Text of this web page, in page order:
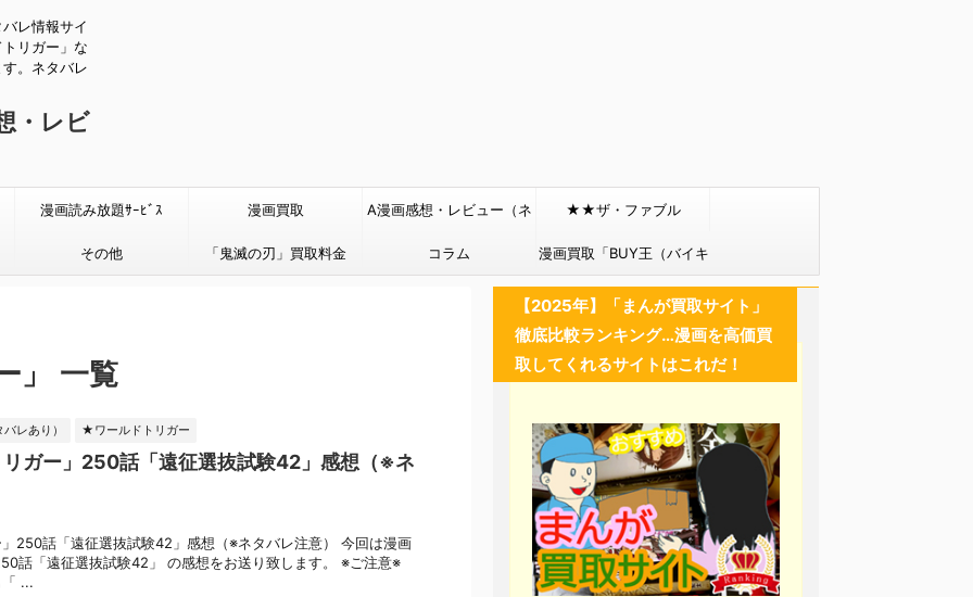
レ情報サイ
リガー」な
。ネタバレ
・レビ
漫画読み放題ｻｰﾋﾞｽ 漫画買取 A漫画感想・レビュー（ネ
タバレあり）
★★ザ・ファブル
その他 「鬼滅の刃」買取料金 コラム 漫画買取「BUY王（バイキ
ング）」
」 一覧
レあり） ★ワールドトリガー
ガー」250話「遠征選抜試験42」感想（※ネ
250話「遠征選抜試験42」感想（※ネタバレ注意） 今回は漫画
話「遠征選抜試験42」 の感想をお送り致します。 ※ご注意※
「 ...
【2025年】「まんが買取サイト」
徹底比較ランキング…漫画を高価買
取してくれるサイトはこれだ！